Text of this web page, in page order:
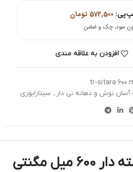
572,500 تومان
افزودن به علاقه مندی
tr-sitara 600
آسان نوش و دهانه نی دار , سیتارایوری
تراول ماگ دسته دار 600 میل مگنتی